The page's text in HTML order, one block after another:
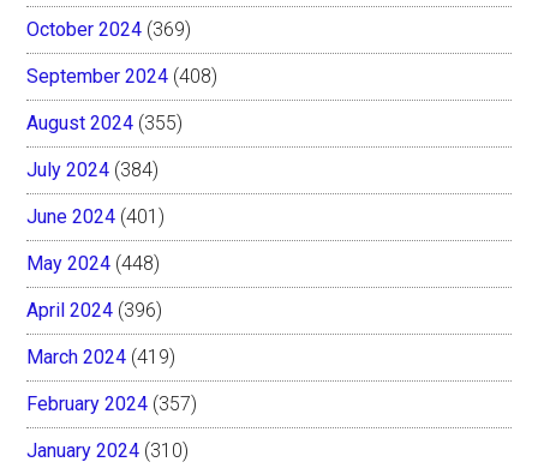
October 2024 (369)
September 2024 (408)
August 2024 (355)
July 2024 (384)
June 2024 (401)
May 2024 (448)
April 2024 (396)
March 2024 (419)
February 2024 (357)
January 2024 (310)